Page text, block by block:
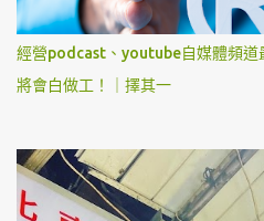
經營podcast、youtube自媒體頻道
將會白做工！｜擇其一